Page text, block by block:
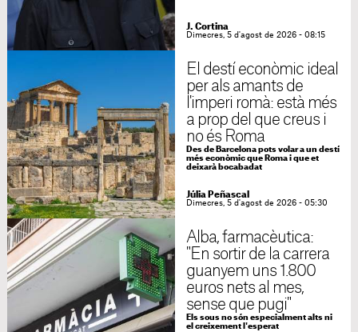
J. Cortina
Dimecres, 5 d'agost de 2026 - 08:15
El destí econòmic ideal
per als amants de
l'imperi romà: està més
a prop del que creus i
no és Roma
Des de Barcelona pots volar a un destí
més econòmic que Roma i que et
deixarà bocabadat
Júlia Peñascal
Dimecres, 5 d'agost de 2026 - 05:30
Alba, farmacèutica:
"En sortir de la carrera
guanyem uns 1.800
euros nets al mes,
sense que pugi"
Els sous no són especialment alts ni
el creixement l'esperat